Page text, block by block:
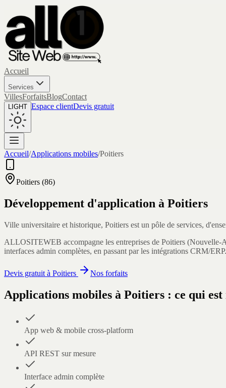
Accueil
Services
VillesForfaitsBlogContact
LIGHT Espace clientDevis gratuit
Accueil/Applications mobiles/Poitiers
Poitiers (86)
Développement d'application à Poitiers
Ville universitaire et historique, Poitiers est un pôle de services,
ALLOSITEWEB accompagne les entreprises de Poitiers (Nouvelle-
interfaces admin complètes, en passant par les intégrations CRM/ERP.
Devis gratuit à Poitiers Nos forfaits
Applications mobiles à Poitiers : ce qui
App web & mobile cross-platform
API REST sur mesure
Interface admin complète